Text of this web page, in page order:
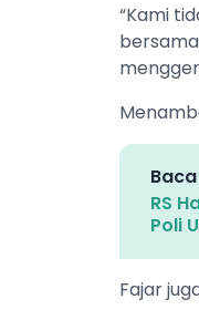
“Kami
RS
Poli
Fajar